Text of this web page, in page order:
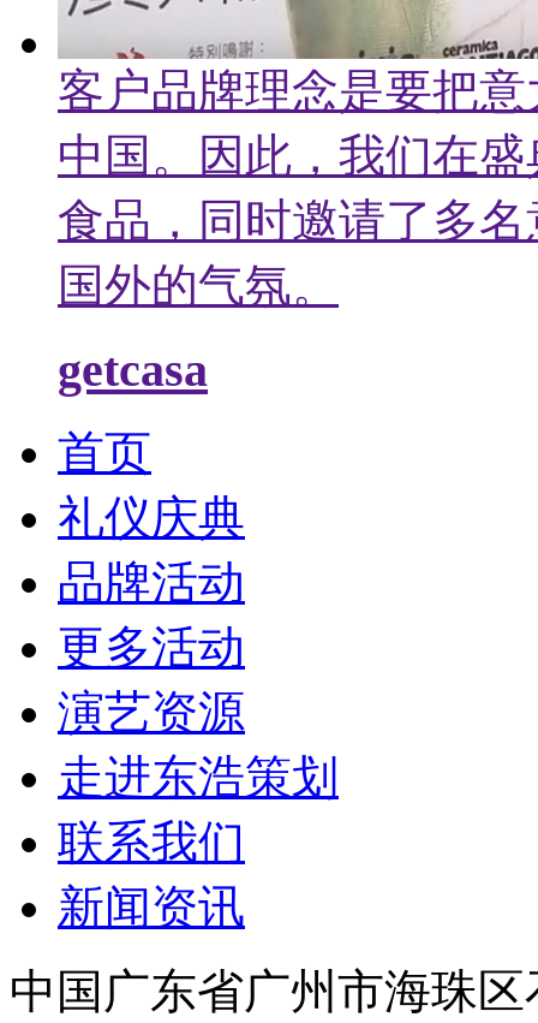
客户品牌理念是要把
中国。因此，我们在
食品，同时邀请了多
国外的气氛。
getcasa
首页
礼仪庆典
品牌活动
更多活动
演艺资源
走进东浩策划
联系我们
新闻资讯
中国广东省广州市海珠